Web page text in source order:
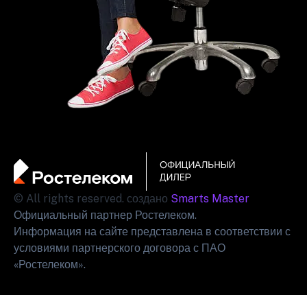
© All rights reserved. создано Smarts Master
Официальный партнер Ростелеком.
Информация на сайте представлена в соответствии с
условиями партнерского договора с ПАО
«Ростелеком».